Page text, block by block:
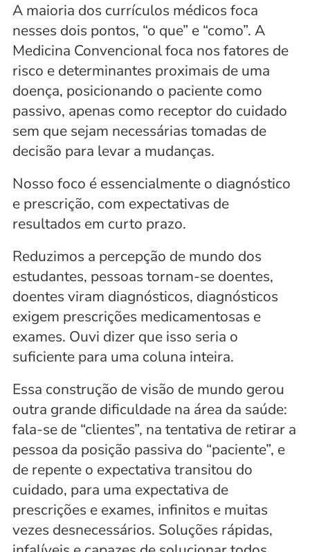
A maioria dos currículos médicos foca
nesses dois pontos, “o que” e “como”. A
Medicina Convencional foca nos fatores de
risco e determinantes proximais de uma
doença, posicionando o paciente como
passivo, apenas como receptor do cuidado
sem que sejam necessárias tomadas de
decisão para levar a mudanças.
Nosso foco é essencialmente o diagnóstico
e prescrição, com expectativas de
resultados em curto prazo.
Reduzimos a percepção de mundo dos
estudantes, pessoas tornam-se doentes,
doentes viram diagnósticos, diagnósticos
exigem prescrições medicamentosas e
exames. Ouvi dizer que isso seria o
suficiente para uma coluna inteira.
Essa construção de visão de mundo gerou
outra grande dificuldade na área da saúde:
fala-se de “clientes”, na tentativa de retirar a
pessoa da posição passiva do “paciente”, e
de repente o expectativa transitou do
cuidado, para uma expectativa de
prescrições e exames, infinitos e muitas
vezes desnecessários. Soluções rápidas,